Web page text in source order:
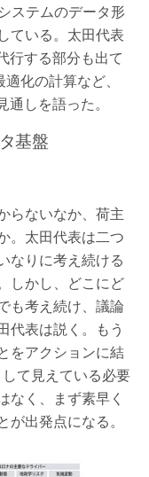
ステムのデータ形
ている。太田代表
行する部分も出て
化の計算など、
しを語った。
基盤
らないなか、荷主
。太田代表は二つ
なりに考え続ける
しかし、どこにど
も考え続け、議論
代表は説く。もう
をアクションに結
て見えている必要
なく、まず素早く
出発点になる。